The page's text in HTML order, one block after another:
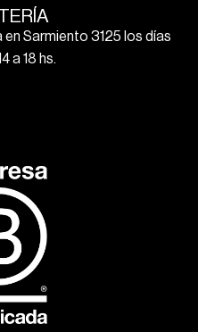
Sarmiento 3125 los días
a 18 hs.